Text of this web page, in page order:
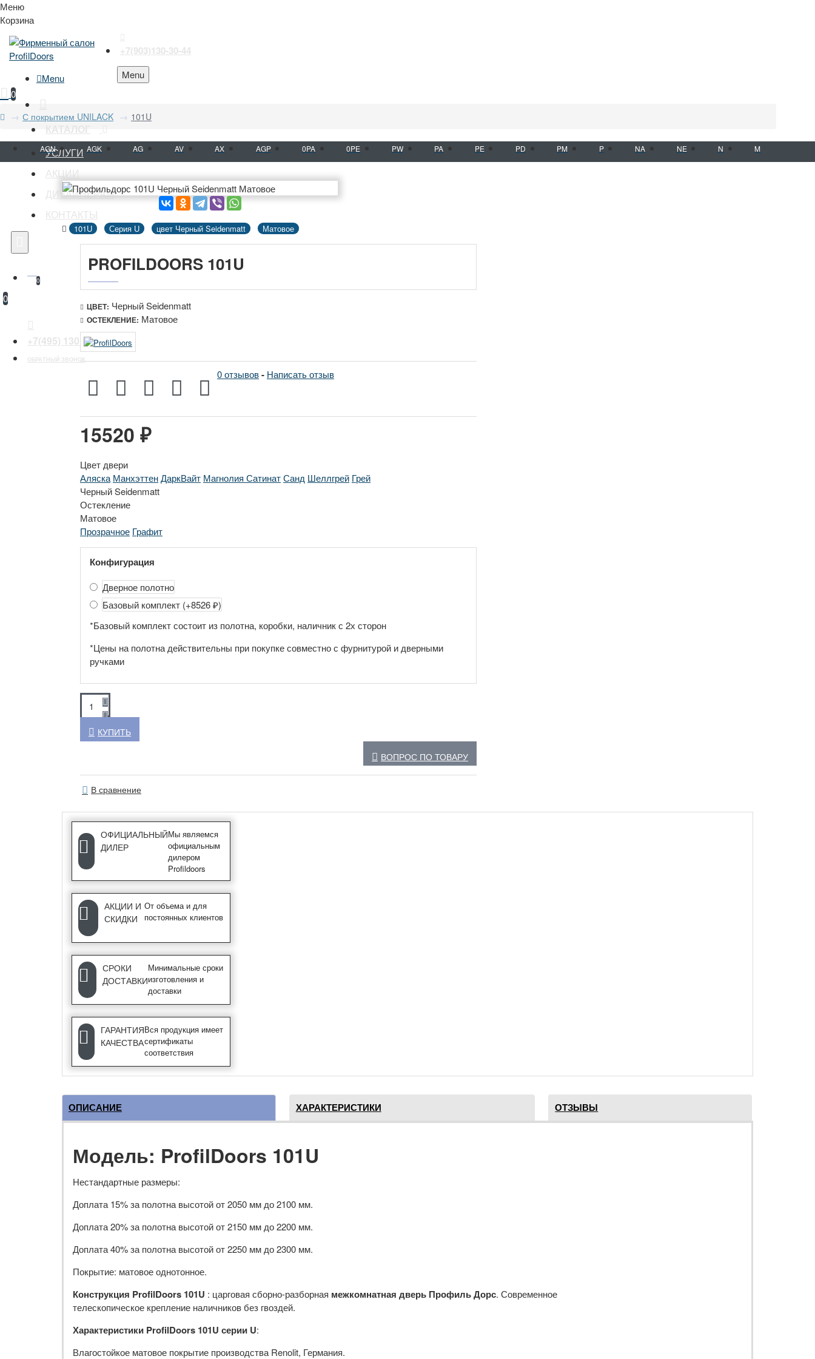
Меню
Корзина
Menu
КАТАЛОГ
УСЛУГИ
АКЦИИ
ДИЗАЙНЕРАМ
КОНТАКТЫ
0
0
+7(495) 130 30 44
ОБРАТНЫЙ ЗВОНОК
+7(903)130-30-44
Menu
0
С покрытием UNILACK 101U
AGN AGK AG AV AX AGP 0PA 0PE PW PA PE PD PM P NA NE N M
101U Серия U цвет Черный Seidenmatt Матовое
PROFILDOORS 101U
ЦВЕТ: Черный Seidenmatt
ОСТЕКЛЕНИЕ: Матовое
0 отзывов- Написать отзыв
15520 ₽
Цвет двери
Аляска МанхэттенДаркВайт Магнолия СатинатСанд Шеллгрей Грей
Черный Seidenmatt
Остекление
Матовое
Прозрачное Графит
Конфигурация
Дверное полотно
Базовый комплект (+8526 ₽)
*Базовый комплект состоит из полотна, коробки, наличник с 2х сторон
*Цены на полотна действительны при покупке совместно с фурнитурой и дверными
ручками
КУПИТЬ
ВОПРОС ПО ТОВАРУ
В сравнение
ОФИЦИАЛЬНЫЙ
ДИЛЕР
Мы являемся
официальным
дилером
Profildoors
АКЦИИ И
СКИДКИ
От объема и для
постоянных клиентов
СРОКИ
ДОСТАВКИ
Минимальные сроки
изготовления и
доставки
ГАРАНТИЯ
КАЧЕСТВА
Вся продукция имеет
сертификаты
соответствия
ОПИСАНИЕ ХАРАКТЕРИСТИКИ ОТЗЫВЫ
Модель: ProfilDoors 101U
Нестандартные размеры:
Доплата 15% за полотна высотой от 2050 мм до 2100 мм.
Доплата 20% за полотна высотой от 2150 мм до 2200 мм.
Доплата 40% за полотна высотой от 2250 мм до 2300 мм.
Покрытие: матовое однотонное.
Конструкция ProfilDoors 101U : царговая сборно-разборная межкомнатная дверь Профиль Дорс. Современное
телескопическое крепление наличников без гвоздей.
Характеристики ProfilDoors 101U серии U:
Влагостойкое матовое покрытие производства Renolit, Германия.